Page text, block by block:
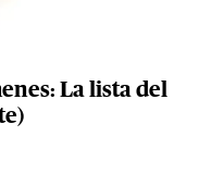
La lista del